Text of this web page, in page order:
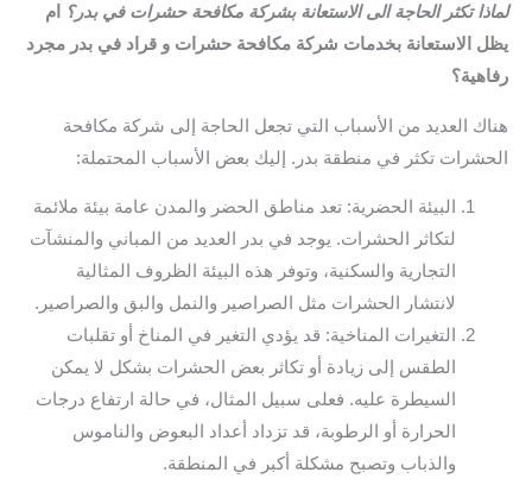
لماذا تكثر الحاجة الى الاستعانة بشركة مكافحة حشرات في بدر؟
ام
يظل الاستعانة بخدمات شركة مكافحة حشرات و قراد في بدر مجرد
رفاهية؟
هناك العديد من الأسباب التي تجعل الحاجة إلى شركة مكافحة
الحشرات تكثر في منطقة بدر. إليك بعض الأسباب المحتملة:
البيئة الحضرية: تعد مناطق الحضر والمدن عامة بيئة ملائمة
لتكاثر الحشرات. يوجد في بدر العديد من المباني والمنشآت
التجارية والسكنية، وتوفر هذه البيئة الظروف المثالية
لانتشار الحشرات مثل الصراصير والنمل والبق والصراصير.
التغيرات المناخية: قد يؤدي التغير في المناخ أو تقلبات
الطقس إلى زيادة أو تكاثر بعض الحشرات بشكل لا يمكن
السيطرة عليه. فعلى سبيل المثال، في حالة ارتفاع درجات
الحرارة أو الرطوبة، قد تزداد أعداد البعوض والناموس
والذباب وتصبح مشكلة أكبر في المنطقة.